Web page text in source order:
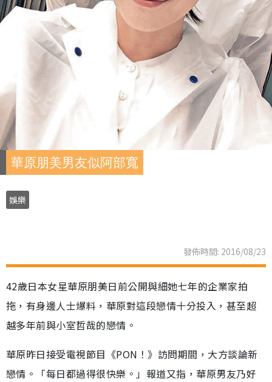
華原朋美男友似阿部寬
娛樂
發佈時間: 2016/08/23
42歲日本女星華原朋美日前公開與細她七年的企業家拍
拖，有身邊人士爆料，華原對這段戀情十分投入，甚至超
越多年前與小室哲哉的戀情。
華原昨日接受電視節目《PON！》訪問期間，大方談論新
戀情。「每日都過得很快樂。」報道又指，華原男友乃好